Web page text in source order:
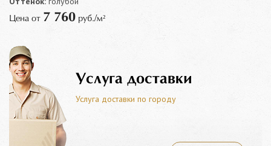
Цена от 7 760 руб./м²
Услуга доставки
Услуга доставки по городу